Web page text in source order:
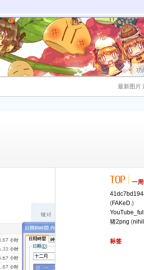
功
最新图片
一
(FAKeD.)
猪2png (
标签